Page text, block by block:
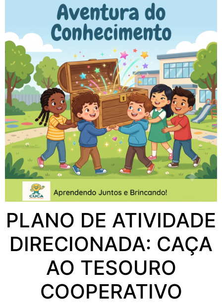
PLANO DE ATIVIDADE
DIRECIONADA: CAÇA
AO TESOURO
COOPERATIVO